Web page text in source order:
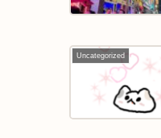
Uncategorized